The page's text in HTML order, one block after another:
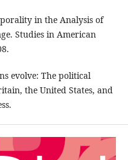
in the Analysis of
Studies in American
evolve: The political
the United States, and